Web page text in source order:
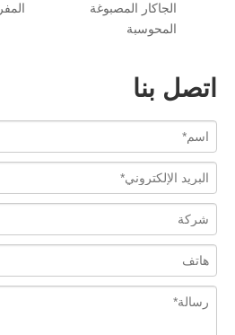
الجاكار المصبوغة
المحوسبة
اتصل بنا